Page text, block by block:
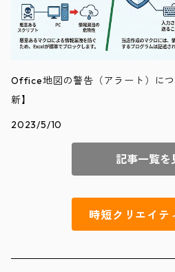
Office地図の警告（アラート）に
新】
2023/5/10
記事一覧を
時短クリエイ